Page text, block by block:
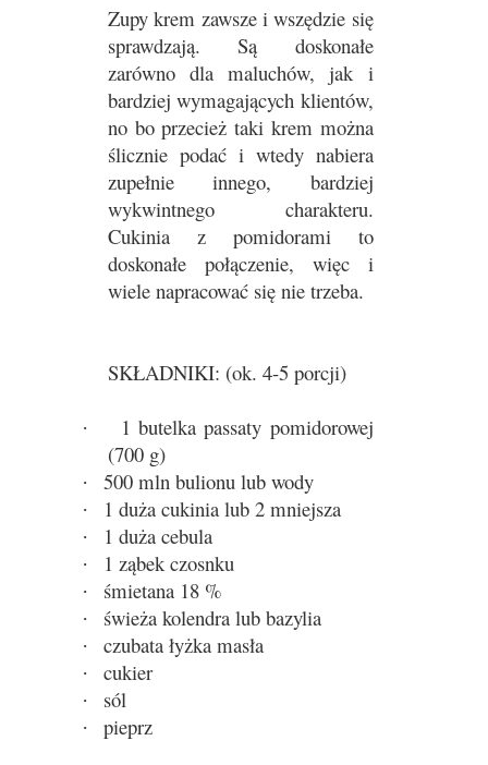
Zupy krem zawsze i wszędzie się
sprawdzają. Są doskonałe
zarówno dla maluchów, jak i
bardziej wymagających klientów,
no bo przecież taki krem można
ślicznie podać i wtedy nabiera
zupełnie innego, bardziej
wykwintnego charakteru.
Cukinia z pomidorami to
doskonałe połączenie, więc i
wiele napracować się nie trzeba.
SKŁADNIKI: (ok. 4-5 porcji)
·
1 butelka passaty pomidorowej
(700 g)
· 500 mln bulionu lub wody
· 1 duża cukinia lub 2 mniejsza
· 1 duża cebula
· 1 ząbek czosnku
· śmietana 18 %
· świeża kolendra lub bazylia
· czubata łyżka masła
· cukier
· sól
·
pieprz